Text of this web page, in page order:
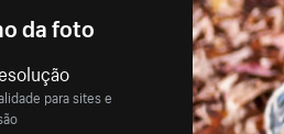
da foto
para sites e